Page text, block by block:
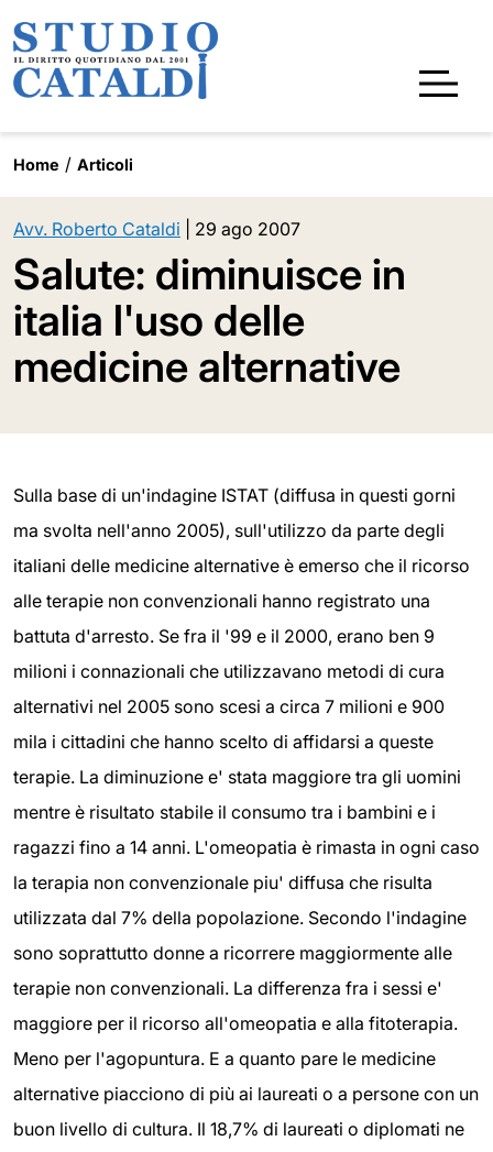
Home Articoli
Avv. Roberto Cataldi 29 ago 2007
Salute: diminuisce in
italia l'uso delle
medicine alternative
Sulla base di un'indagine ISTAT (diffusa in questi gorni
ma svolta nell'anno 2005), sull'utilizzo da parte degli
italiani delle medicine alternative è emerso che il ricorso
alle terapie non convenzionali hanno registrato una
battuta d'arresto. Se fra il '99 e il 2000, erano ben 9
milioni i connazionali che utilizzavano metodi di cura
alternativi nel 2005 sono scesi a circa 7 milioni e 900
mila i cittadini che hanno scelto di affidarsi a queste
terapie. La diminuzione e' stata maggiore tra gli uomini
mentre è risultato stabile il consumo tra i bambini e i
ragazzi fino a 14 anni. L'omeopatia è rimasta in ogni caso
la terapia non convenzionale piu' diffusa che risulta
utilizzata dal 7% della popolazione. Secondo l'indagine
sono soprattutto donne a ricorrere maggiormente alle
terapie non convenzionali. La differenza fra i sessi e'
maggiore per il ricorso all'omeopatia e alla fitoterapia.
Meno per l'agopuntura. E a quanto pare le medicine
alternative piacciono di più ai laureati o a persone con un
buon livello di cultura. Il 18,7% di laureati o diplomati ne